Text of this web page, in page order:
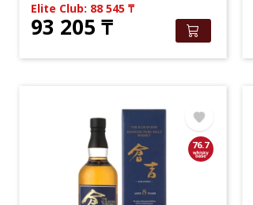
Elite Club: 88 545₸
93 205₸
76.7